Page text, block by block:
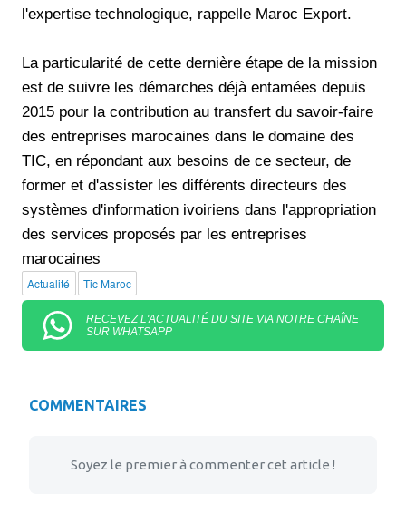
l'expertise technologique, rappelle Maroc Export.
La particularité de cette dernière étape de la mission
est de suivre les démarches déjà entamées depuis
2015 pour la contribution au transfert du savoir-faire
des entreprises marocaines dans le domaine des
TIC, en répondant aux besoins de ce secteur, de
former et d'assister les différents directeurs des
systèmes d'information ivoiriens dans l'appropriation
des services proposés par les entreprises
marocaines
Actualité Tic Maroc
RECEVEZ L'ACTUALITÉ DU SITE VIA NOTRE CHAÎNE
SUR WHATSAPP
COMMENTAIRES
Soyez le premier à commenter cet article !